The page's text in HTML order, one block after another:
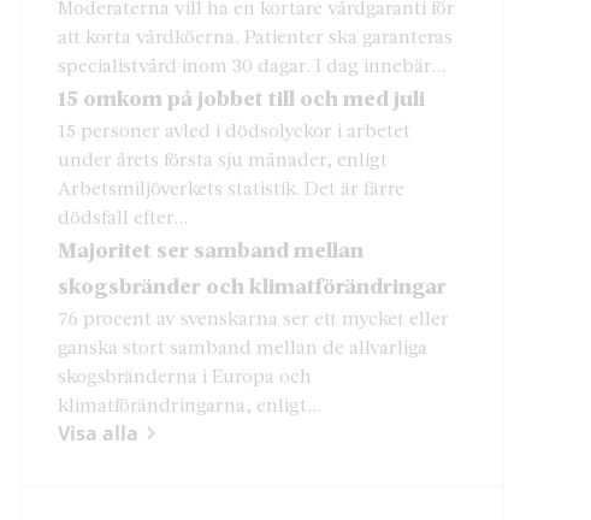
Moderaterna vill ha en kortare vårdgaranti för
att korta vårdköerna. Patienter ska garanteras
specialistvård inom 30 dagar. I dag innebär...
15 omkom på jobbet till och med juli
15 personer avled i dödsolyckor i arbetet
under årets första sju månader, enligt
Arbetsmiljöverkets statistik. Det är färre
dödsfall efter...
Majoritet ser samband mellan
skogsbränder och klimatförändringar
76 procent av svenskarna ser ett mycket eller
ganska stort samband mellan de allvarliga
skogsbränderna i Europa och
klimatförändringarna, enligt...
Visa alla